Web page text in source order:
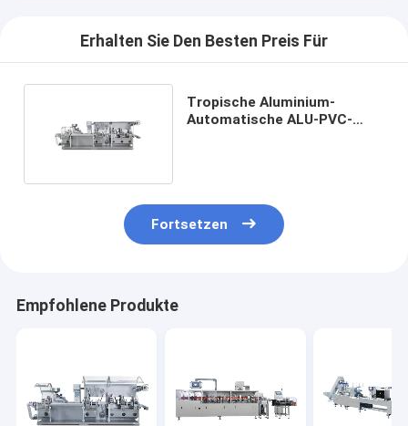
Erhalten Sie Den Besten Preis Für
Tropische Aluminium-
Automatische ALU-PVC-
Fortsetzen
Empfohlene Produkte